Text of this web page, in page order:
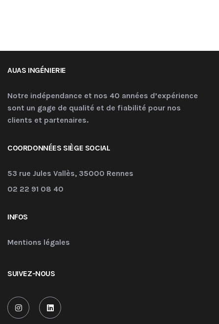
AUAS INGÉNIERIE
Notre indépendance et nos 40 années d’expérience
sont un gage de qualité et de fiabilité pour nos
clients et partenaires.
COORDONNÉES SIÈGE SOCIAL
53 rue Jules Vallès, 35000 Rennes
02 22 91 08 40
INFOS
Mentions légales
SUIVEZ-NOUS